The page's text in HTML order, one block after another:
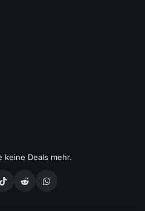
keine Deals mehr.